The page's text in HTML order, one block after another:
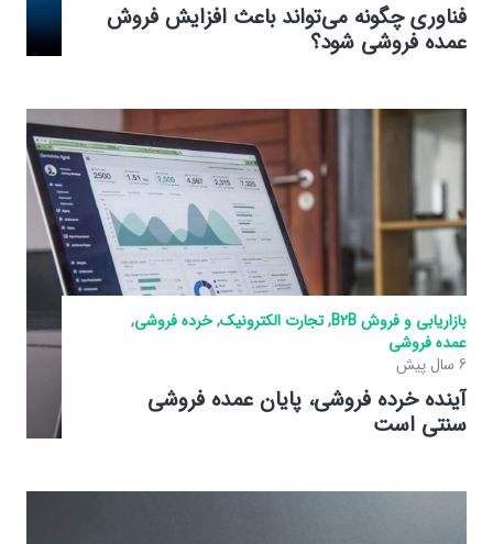
فناوری چگونه می‌تواند باعث افزایش فروش
عمده فروشی شود؟
بازاریابی و فروش B2B ,تجارت الکترونیک,خرده فروشی,
عمده فروشی
6 سال پیش
آینده خرده فروشی، پایان عمده فروشی
سنتی است